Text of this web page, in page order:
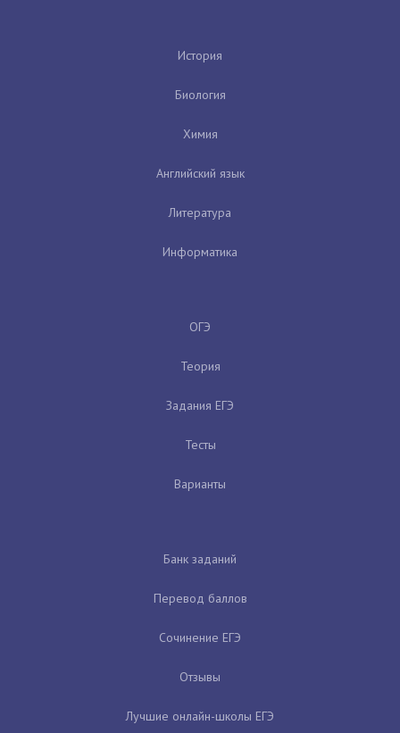
История
Биология
Химия
Английский язык
Литература
Информатика
ОГЭ
Теория
Задания ЕГЭ
Тесты
Варианты
Банк заданий
Перевод баллов
Сочинение ЕГЭ
Отзывы
Лучшие онлайн-школы ЕГЭ